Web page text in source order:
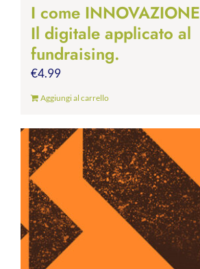
I come INNOVAZIONE
Il digitale applicato al
fundraising.
€4.99
Aggiungi al carrello